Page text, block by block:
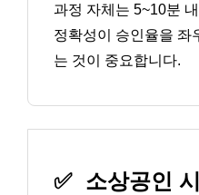
과정 자체는 5~10분
정확성이 승인율을 좌
는 것이 중요합니다.
✅ 소상공인